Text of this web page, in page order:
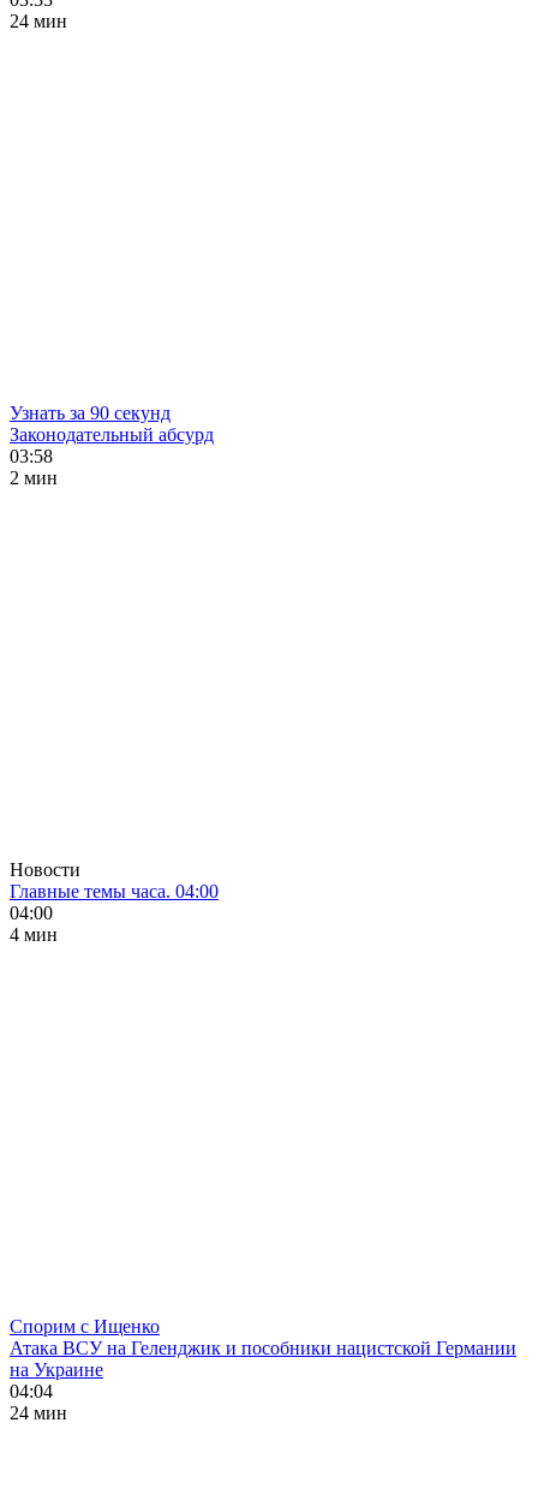
24 мин
Узнать за 90 секунд
Законодательный абсурд
03:58
2 мин
Новости
Главные темы часа. 04:00
04:00
4 мин
Спорим с Ищенко
Атака ВСУ на Геленджик и пособники нацистской Германии
на Украине
04:04
24 мин